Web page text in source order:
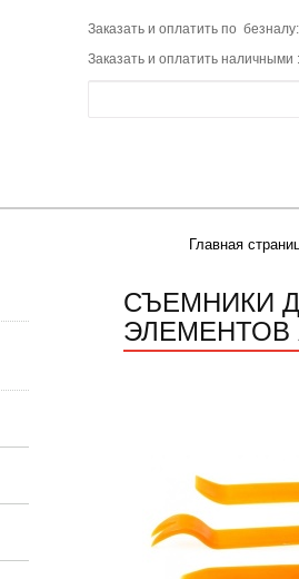
Заказать и оплатить по
Заказать и оплатить наличными
Главная
СЪЕМНИКИ
ЭЛЕМЕНТОВ